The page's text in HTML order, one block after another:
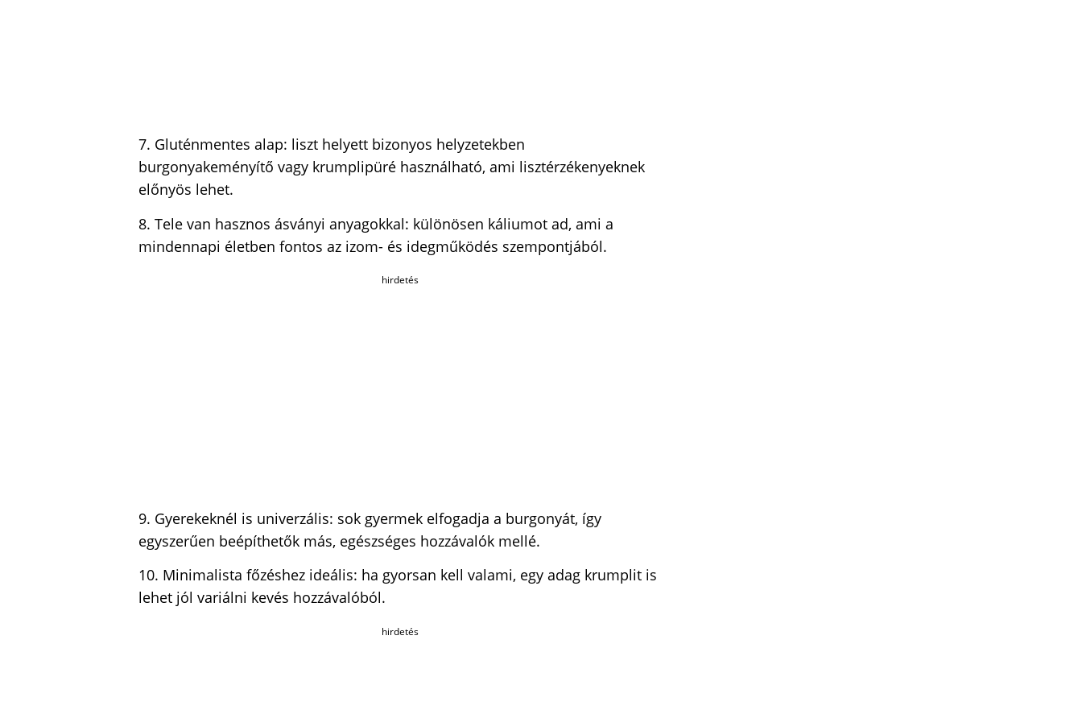
7. Gluténmentes alap: liszt helyett bizonyos helyzetekben
burgonyakeményítő vagy krumplipüré használható, ami lisztérzékenyeknek
előnyös lehet.
8. Tele van hasznos ásványi anyagokkal: különösen káliumot ad, ami a
mindennapi életben fontos az izom- és idegműködés szempontjából.
hirdetés
9. Gyerekeknél is univerzális: sok gyermek elfogadja a burgonyát, így
egyszerűen beépíthetők más, egészséges hozzávalók mellé.
10. Minimalista főzéshez ideális: ha gyorsan kell valami, egy adag krumplit is
lehet jól variálni kevés hozzávalóból.
hirdetés